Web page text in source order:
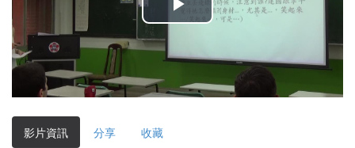
播
放
影
影片資訊 分享 收藏